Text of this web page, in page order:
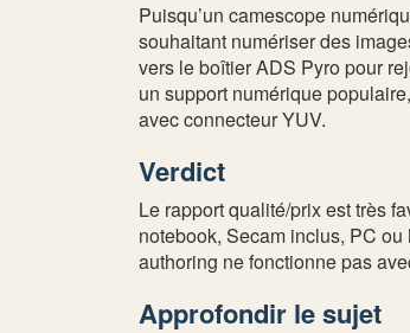
Puisqu’un camescope
souhaitant numériser des
vers le boîtier ADS Pyro pour
un support numérique
avec connecteur YUV.
Verdict
Le rapport qualité/prix est très
notebook, Secam inclus, PC
authoring ne fonctionne pas
Approfondir le sujet